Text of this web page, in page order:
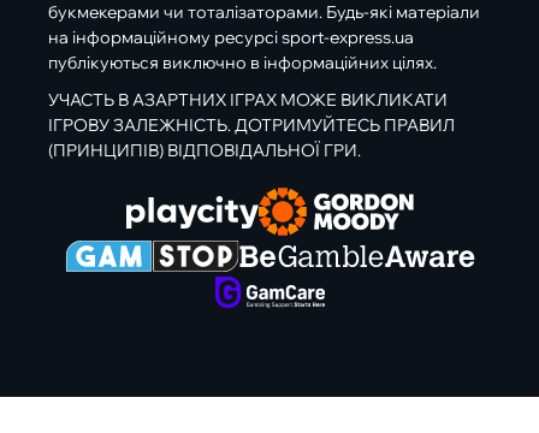
букмекерами чи тоталізаторами. Будь-які матеріали
на інформаційному ресурсі sport-express.ua
публікуються виключно в інформаційних цілях.
УЧАСТЬ В АЗАРТНИХ ІГРАХ МОЖЕ ВИКЛИКАТИ
ІГРОВУ ЗАЛЕЖНІСТЬ. ДОТРИМУЙТЕСЬ ПРАВИЛ
(ПРИНЦИПІВ) ВІДПОВІДАЛЬНОЇ ГРИ.